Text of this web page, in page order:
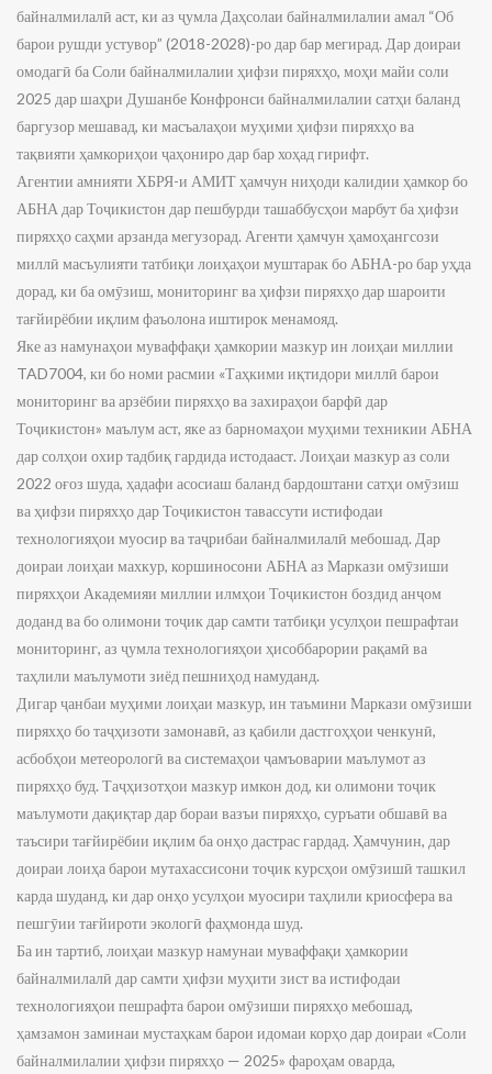
байналмилалӣ аст, ки аз ҷумла Даҳсолаи байналмилалии амал “Об
барои рушди устувор” (2018-2028)-ро дар бар мегирад. Дар доираи
омодагӣ ба Соли байналмилалии ҳифзи пиряхҳо, моҳи майи соли
2025 дар шаҳри Душанбе Конфронси байналмилалии сатҳи баланд
баргузор мешавад, ки масъалаҳои муҳими ҳифзи пиряхҳо ва
тақвияти ҳамкориҳои ҷаҳониро дар бар хоҳад гирифт.
Агентии амнияти ХБРЯ-и АМИТ ҳамчун ниҳоди калидии ҳамкор бо
АБНА дар Тоҷикистон дар пешбурди ташаббусҳои марбут ба ҳифзи
пиряхҳо саҳми арзанда мегузорад. Агенти ҳамчун ҳамоҳангсози
миллӣ масъулияти татбиқи лоиҳаҳои муштарак бо АБНА-ро бар уҳда
дорад, ки ба омӯзиш, мониторинг ва ҳифзи пиряхҳо дар шароити
тағйирёбии иқлим фаъолона иштирок менамояд.
Яке аз намунаҳои муваффақи ҳамкории мазкур ин лоиҳаи миллии
TAD7004, ки бо номи расмии «Таҳкими иқтидори миллӣ барои
мониторинг ва арзёбии пиряхҳо ва захираҳои барфӣ дар
Тоҷикистон» маълум аст, яке аз барномаҳои муҳими техникии АБНА
дар солҳои охир тадбиқ гардида истодааст. Лоиҳаи мазкур аз соли
2022 оғоз шуда, ҳадафи асосиаш баланд бардоштани сатҳи омӯзиш
ва ҳифзи пиряхҳо дар Тоҷикистон тавассути истифодаи
технологияҳои муосир ва таҷрибаи байналмилалӣ мебошад. Дар
доираи лоиҳаи махкур, коршиносони АБНА аз Маркази омӯзиши
пиряхҳои Академияи миллии илмҳои Тоҷикистон боздид анҷом
доданд ва бо олимони тоҷик дар самти татбиқи усулҳои пешрафтаи
мониторинг, аз ҷумла технологияҳои ҳисоббарории рақамӣ ва
таҳлили маълумоти зиёд пешниҳод намуданд.
Дигар ҷанбаи муҳими лоиҳаи мазкур, ин таъмини Маркази омӯзиши
пиряхҳо бо таҷҳизоти замонавӣ, аз қабили дастгоҳҳои ченкунӣ,
асбобҳои метеорологӣ ва системаҳои ҷамъоварии маълумот аз
пиряхҳо буд. Таҷҳизотҳои мазкур имкон дод, ки олимони тоҷик
маълумоти дақиқтар дар бораи вазъи пиряхҳо, суръати обшавӣ ва
таъсири тағйирёбии иқлим ба онҳо дастрас гардад. Ҳамчунин, дар
доираи лоиҳа барои мутахассисони тоҷик курсҳои омӯзишӣ ташкил
карда шуданд, ки дар онҳо усулҳои муосири таҳлили криосфера ва
пешгӯии тағйироти экологӣ фаҳмонда шуд.
Ба ин тартиб, лоиҳаи мазкур намунаи муваффақи ҳамкории
байналмилалӣ дар самти ҳифзи муҳити зист ва истифодаи
технологияҳои пешрафта барои омӯзиши пиряхҳо мебошад,
ҳамзамон заминаи мустаҳкам барои идомаи корҳо дар доираи «Соли
байналмилалии ҳифзи пиряхҳо — 2025» фароҳам оварда,